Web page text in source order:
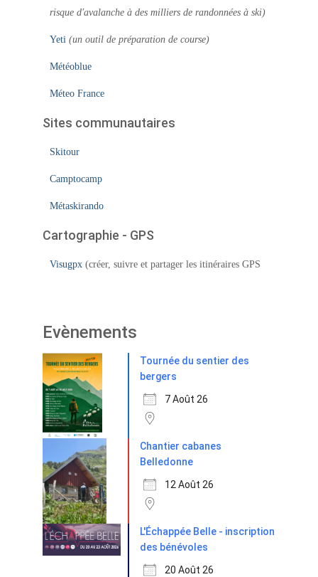
risque d'avalanche à des milliers de randonnées à ski)
Yeti (un outil de préparation de course)
Météoblue
Méteo France
Sites communautaires
Skitour
Camptocamp
Métaskirando
Cartographie - GPS
Visugpx (créer, suivre et partager les itinéraires GPS
Evènements
Tournée du sentier des
bergers
7 Août 26
Chantier cabanes
Belledonne
12 Août 26
L'Échappée Belle - inscription
des bénévoles
20 Août 26